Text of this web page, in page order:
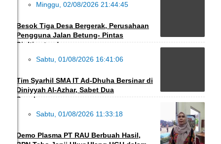
DAERAH
Minggu, 02/08/2026 21:44:45
Besok Tiga Desa Bergerak, Perusahaan
Pengguna Jalan Betung- Pintas
Diultimatum!
PENDIDIKAN
Sabtu, 01/08/2026 16:41:06
Tim Syarhil SMA IT Ad-Dhuha Bersinar di
Diniyyah Al-Azhar, Sabet Dua
Penghargaan
DAERAH
Sabtu, 01/08/2026 11:33:18
Demo Plasma PT RAU Berbuah Hasil,